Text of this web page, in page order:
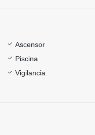
Ascensor
Piscina
Vigilancia